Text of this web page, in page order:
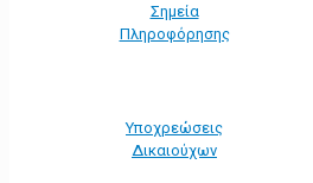
Σημεία
Πληροφόρησης
Υποχρεώσεις
Δικαιούχων